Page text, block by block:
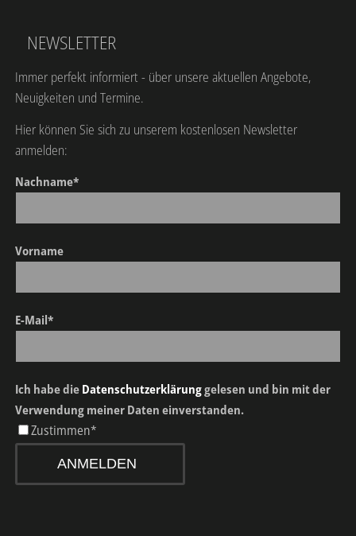
NEWSLETTER
Immer perfekt informiert - über unsere aktuellen Angebote,
Neuigkeiten und Termine.
Hier können Sie sich zu unserem kostenlosen Newsletter
anmelden:
Nachname*
Vorname
E-Mail*
Ich habe die Datenschutzerklärunggelesen und bin mit der
Verwendung meiner Daten einverstanden.
Zustimmen*
ANMELDEN